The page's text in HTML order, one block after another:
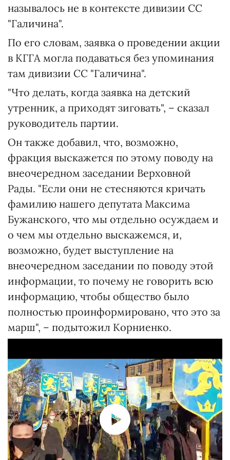
называлось не в контексте дивизии СС
"Галичина".
По его словам, заявка о проведении акции
в КГГА могла подаваться без упоминания
там дивизии СС "Галичина".
"Что делать, когда заявка на детский
утренник, а приходят зиговать", – сказал
руководитель партии.
Он также добавил, что, возможно,
фракция выскажется по этому поводу на
внеочередном заседании Верховной
Рады. "Если они не стесняются кричать
фамилию нашего депутата Максима
Бужанского, что мы отдельно осуждаем и
о чем мы отдельно выскажемся, и,
возможно, будет выступление на
внеочередном заседании по поводу этой
информации, то почему не говорить всю
информацию, чтобы общество было
полностью проинформировано, что это за
марш", – подытожил Корниенко.